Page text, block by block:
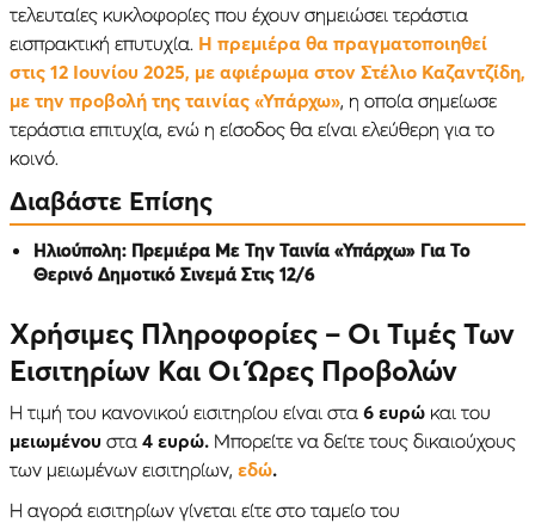
τελευταίες κυκλοφορίες που έχουν σημειώσει τεράστια
εισπρακτική επυτυχία. Η πρεμιέρα θα πραγματοποιηθεί
στις 12 Ιουνίου 2025, με αφιέρωμα στον Στέλιο Καζαντζίδη,
με την προβολή της ταινίας «Υπάρχω», η οποία σημείωσε
τεράστια επιτυχία, ενώ η είσοδος θα είναι ελεύθερη για το
κοινό.
Διαβάστε Επίσης
Ηλιούπολη: Πρεμιέρα Με Την Ταινία «Υπάρχω» Για Το
Θερινό Δημοτικό Σινεμά Στις 12/6
Χρήσιμες Πληροφορίες – Οι Τιμές Των
Εισιτηρίων Και Οι Ώρες Προβολών
Η τιμή του κανονικού εισιτηρίου είναι στα 6 ευρώ και του
μειωμένου στα 4 ευρώ. Μπορείτε να δείτε τους δικαιούχους
των μειωμένων εισιτηρίων, εδώ.
Η αγορά εισιτηρίων γίνεται είτε στο ταμείο του